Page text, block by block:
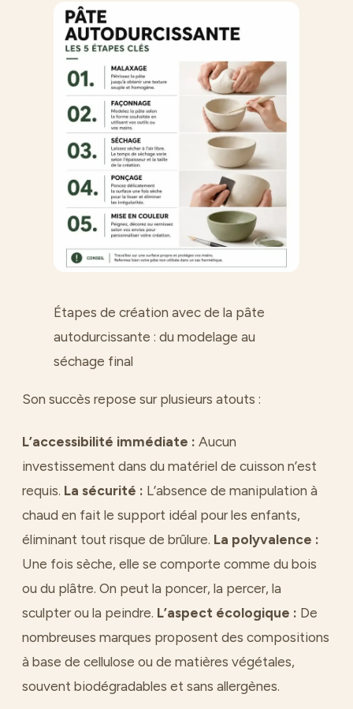
Étapes de création avec de la pâte
autodurcissante : du modelage au
séchage final
Son succès repose sur plusieurs atouts :
L’accessibilité immédiate : Aucun
investissement dans du matériel de cuisson n’est
requis. La sécurité : L’absence de manipulation à
chaud en fait le support idéal pour les enfants,
éliminant tout risque de brûlure. La polyvalence :
Une fois sèche, elle se comporte comme du bois
ou du plâtre. On peut la poncer, la percer, la
sculpter ou la peindre. L’aspect écologique : De
nombreuses marques proposent des compositions
à base de cellulose ou de matières végétales,
souvent biodégradables et sans allergènes.